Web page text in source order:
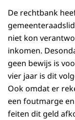
De rechtbank
niet kon
inkomen.
geen bewijs is
vier jaar is dit
Ook omdat er
een foutmarge
feiten dit geld